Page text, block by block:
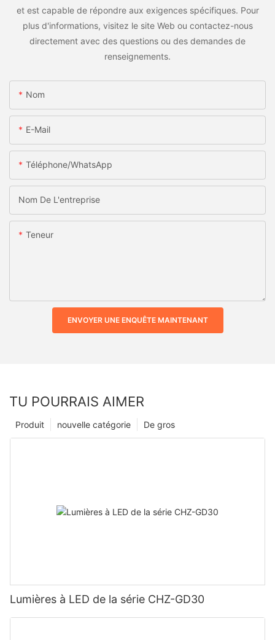
et est capable de répondre aux exigences spécifiques. Pour
plus d'informations, visitez le site Web ou contactez-nous
directement avec des questions ou des demandes de
renseignements.
Nom
E-Mail
Téléphone/WhatsApp
Nom De L'entreprise
Teneur
ENVOYER UNE ENQUÊTE MAINTENANT
TU POURRAIS AIMER
De gros
nouvelle catégorie
Produit
Lumières à LED de la série CHZ-GD30